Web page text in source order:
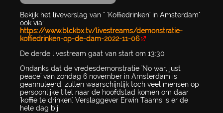
Bekijk het liveverslag van " 'Koffiedrinken' in Amsterdam"
ook via:
https://www.blckbx.tv/livestreams/demonstratie-
koffiedrinken-op-de-dam-2022-11-06
De derde livestream gaat van start om 13:30
Ondanks dat de vredesdemonstratie 'No war, just
peace' van zondag 6 november in Amsterdam is
geannuleerd, zullen waarschijnlijk toch veel mensen op
persoonlijke titel naar de hoofdstad komen om daar
'koffie te drinken'. Verslaggever Erwin Taams is er de
hele dag bij.